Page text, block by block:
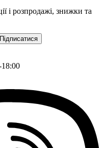
і розпродажі, знижки та
Підписатися